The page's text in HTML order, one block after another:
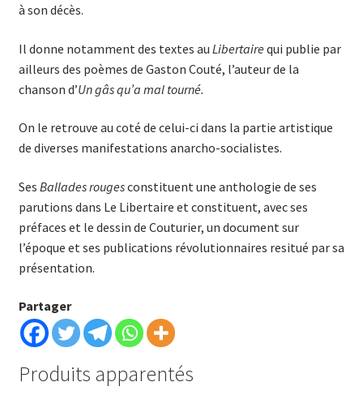
à son décès.
Il donne notamment des textes au Libertaire qui publie par
ailleurs des poèmes de Gaston Couté, l’auteur de la
chanson d’Un gâs qu’a mal tourné.
On le retrouve au coté de celui-ci dans la partie artistique
de diverses manifestations anarcho-socialistes.
Ses Ballades rougesconstituent une anthologie de ses
parutions dans Le Libertaire et constituent, avec ses
préfaces et le dessin de Couturier, un document sur
l’époque et ses publications révolutionnaires resitué par sa
présentation.
Partager
Produits apparentés